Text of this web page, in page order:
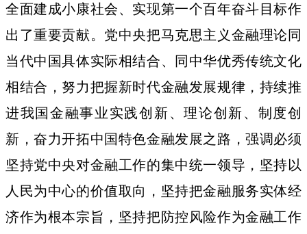
全面建成小康社会、实现第一个百年奋斗目标作
出了重要贡献。党中央把马克思主义金融理论同
当代中国具体实际相结合、同中华优秀传统文化
相结合，努力把握新时代金融发展规律，持续推
进我国金融事业实践创新、理论创新、制度创
新，奋力开拓中国特色金融发展之路，强调必须
坚持党中央对金融工作的集中统一领导，坚持以
人民为中心的价值取向，坚持把金融服务实体经
济作为根本宗旨，坚持把防控风险作为金融工作